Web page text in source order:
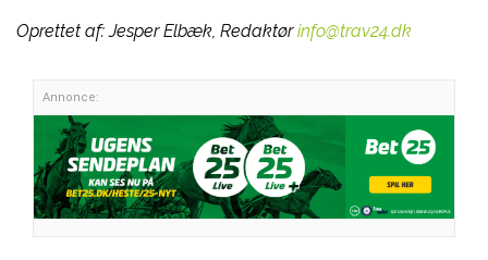
Oprettet af:Jesper Elbæk, Redaktør info@trav24.dk
Annonce: